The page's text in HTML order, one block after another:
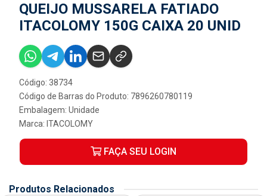
QUEIJO MUSSARELA FATIADO
ITACOLOMY 150G CAIXA 20 UNID
Código: 38734
Código de Barras do Produto: 7896260780119
Embalagem: Unidade
Marca: ITACOLOMY
FAÇA SEU LOGIN
Produtos Relacionados